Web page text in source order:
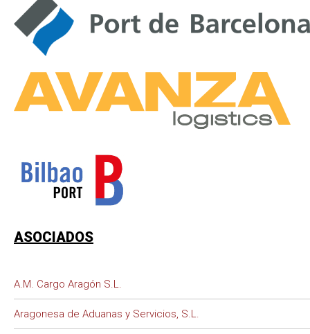
ASOCIADOS
A.M. Cargo Aragón S.L.
Aragonesa de Aduanas y Servicios, S.L.